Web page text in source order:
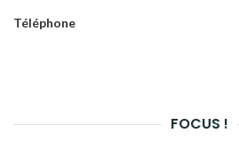
Téléphone
FOCUS !